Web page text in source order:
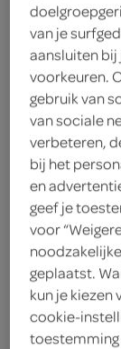
Spar
Spar
3.
09
125 gram
Let op:
producten,
verwerkt in
van je
aansluiten
voorkeuren.
gebruik van
van sociale
verbeteren,
bij het
en
geef je
voor
geplaatst.
kun je kiezen
cookie-